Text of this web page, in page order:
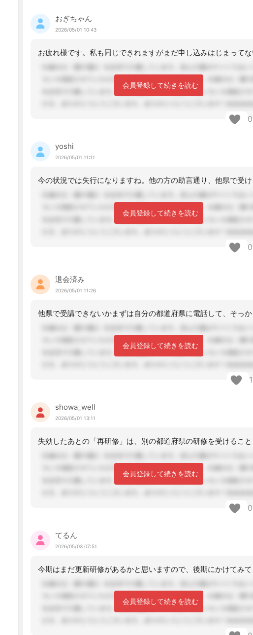
おぎちゃん
2026/05/01 10:43
会員登録して続きを読む
0
yoshi
2026/05/01 11:11
会員登録して続きを読む
0
退会済み
2026/05/01 11:26
会員登録して続きを読む
1
showa_well
2026/05/01 13:11
会員登録して続きを読む
0
てるん
2026/05/03 07:51
会員登録して続きを読む